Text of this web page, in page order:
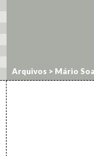
Arquivos > Mário